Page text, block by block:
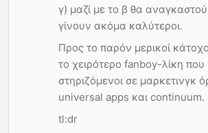
γ) μαζί με το β θα
γίνουν ακόμα καλύτεροι.
Προς το παρόν μερικοί
το χειρότερο fanboy-λίκη που
στηριζόμενοι σε μαρκετινγκ
universal apps και continuum.
tl:dr